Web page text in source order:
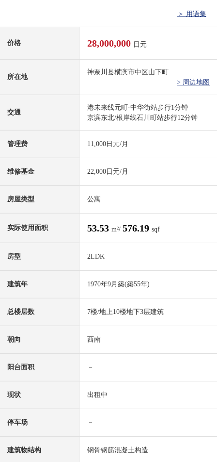
＞ 用语集
价格 28,000,000 日元
所在地
神奈川县横滨市中区山下町
> 周边地图
交通
港未来线元町·中华街站步行1分钟
京滨东北/根岸线石川町站步行12分钟
管理费 11,000日元/月
维修基金 22,000日元/月
房屋类型 公寓
实际使用面积 53.53 m²/ 576.19 sqf
房型 2LDK
建筑年 1970年9月築(築55年)
总楼层数 7楼/地上10楼地下3层建筑
朝向 西南
阳台面积 －
现状 出租中
停车场 －
建筑物结构 钢骨钢筋混凝土构造